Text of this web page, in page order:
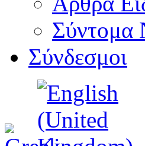
Σύντομα
Σύνδεσμοι